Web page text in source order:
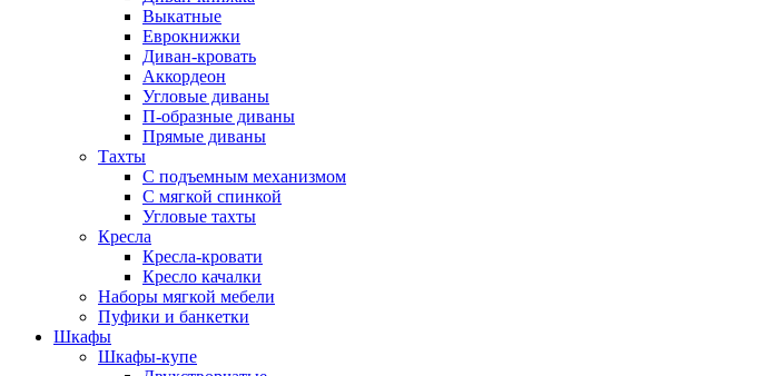
Выкатные
Еврокнижки
Диван-кровать
Аккордеон
Угловые диваны
П-образные диваны
Прямые диваны
Тахты
С подъемным механизмом
С мягкой спинкой
Угловые тахты
Кресла
Кресла-кровати
Кресло качалки
Наборы мягкой мебели
Пуфики и банкетки
Шкафы
Шкафы-купе